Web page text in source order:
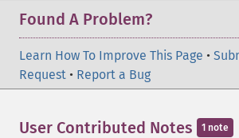
Found A Problem?
Learn How To Improve This Page •
Request • Report a Bug
User Contributed Notes 1 note